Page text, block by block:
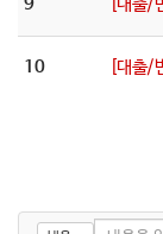
9 [대출/
10 [대출/